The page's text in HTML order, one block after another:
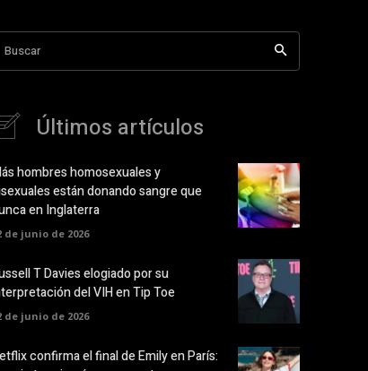
Buscar
Últimos artículos
hombres homosexuales y
están donando sangre que
en Inglaterra
de junio de 2026
T Davies elogiado por su
del VIH en Tip Toe
de junio de 2026
confirma el final de Emily en París: